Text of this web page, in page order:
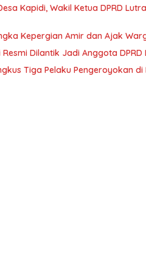
Kapidi, Wakil Ketua DPRD
Kepergian Amir dan Ajak
Dilantik Jadi Anggota DPRD
Tiga Pelaku Pengeroyokan